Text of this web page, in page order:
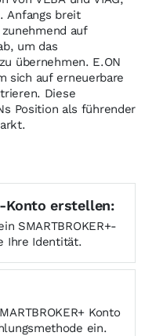
Anfangs breit
auf
um das
übernehmen. E.ON
sich auf erneuerbare
Diese
Position als führender
Konto erstellen:
SMARTBROKER+-
Ihre Identität.
Konto
ein.